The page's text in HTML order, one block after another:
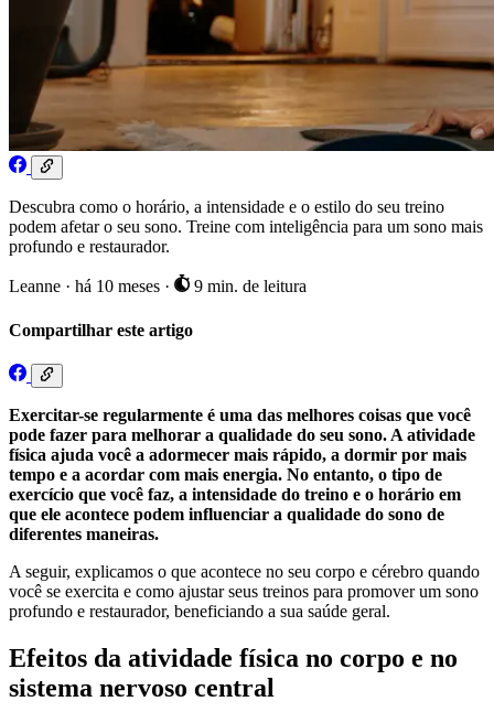
Descubra como o horário, a intensidade e o estilo do seu treino
podem afetar o seu sono. Treine com inteligência para um sono mais
profundo e restaurador.
Leanne · há 10 meses · 9 min. de leitura
Compartilhar este artigo
Exercitar-se regularmente é uma das melhores coisas que você
pode fazer para melhorar a qualidade do seu sono. A atividade
física ajuda você a adormecer mais rápido, a dormir por mais
tempo e a acordar com mais energia. No entanto, o tipo de
exercício que você faz, a intensidade do treino e o horário em
que ele acontece podem influenciar a qualidade do sono de
diferentes maneiras.
A seguir, explicamos o que acontece no seu corpo e cérebro quando
você se exercita e como ajustar seus treinos para promover um sono
profundo e restaurador, beneficiando a sua saúde geral.
Efeitos da atividade física no corpo e no
sistema nervoso central